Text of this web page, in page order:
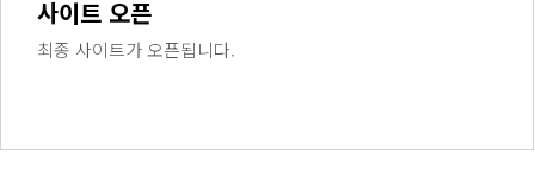
사이트 오픈
최종 사이트가 오픈됩니다.